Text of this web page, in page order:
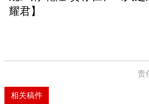
耀君】
责
相关稿件